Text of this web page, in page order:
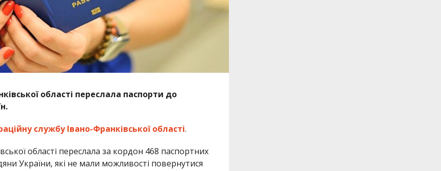
області переслала паспорти до
службу Івано-Франківської області.
області переслала за кордон 468 паспортних
України, які не мали можливості повернутися